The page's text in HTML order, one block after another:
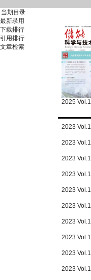
当期目录
最新录用
下载排行
引用排行
文章检索
2025
2023
2023
2023
2023
2023
2023
2023
2023
2023
2023